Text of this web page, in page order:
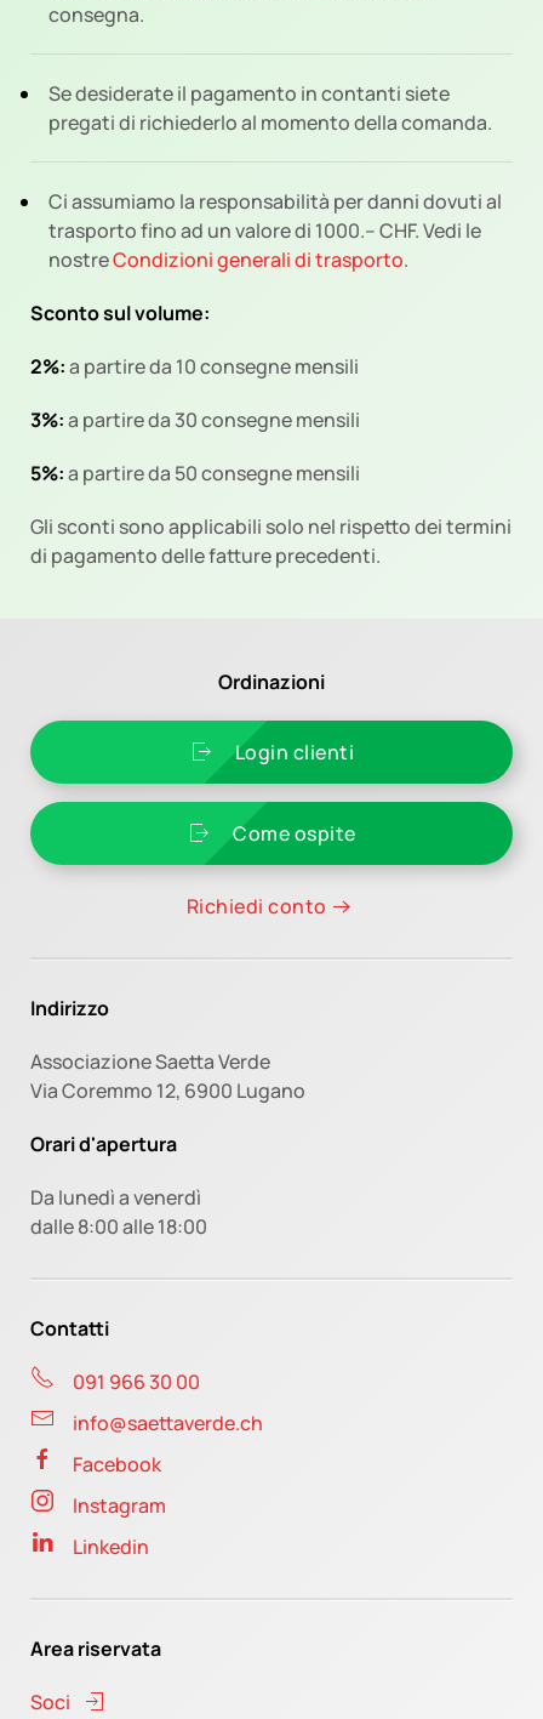
consegna.
Se desiderate il pagamento in contanti siete
pregati di richiederlo al momento della comanda.
Ci assumiamo la responsabilità per danni dovuti al
trasporto fino ad un valore di 1000.-- CHF. Vedi le
nostreCondizioni generali di trasporto.
Sconto sul volume:
2%:a partire da 10 consegne mensili
3%:a partire da 30 consegne mensili
5%:a partire da 50 consegne mensili
Gli sconti sono applicabili solo nel rispetto dei termini
di pagamento delle fatture precedenti.
Ordinazioni
Login clienti
Come ospite
Richiedi conto
Indirizzo
Associazione Saetta Verde
Via Coremmo 12, 6900 Lugano
Orari d'apertura
Da lunedì a venerdì
dalle 8:00 alle 18:00
Contatti
091 966 30 00
info@saettaverde.ch
Facebook
Instagram
Linkedin
Area riservata
Soci